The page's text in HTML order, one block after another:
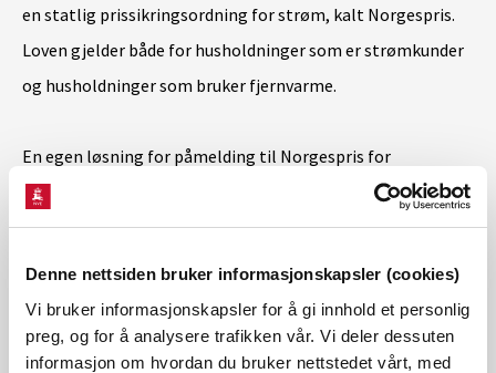
Denne nettsiden bruker informasjonskapsler (cookies)
Vi bruker informasjonskapsler for å gi innhold et personlig
preg, og for å analysere trafikken vår. Vi deler dessuten
informasjon om hvordan du bruker nettstedet vårt, med
en statlig prissikringsordning for strøm, kalt Norgespris.
Loven gjelder både for husholdninger som er strømkunder
og husholdninger som bruker fjernvarme.
En egen løsning for påmelding til Norgespris for
fjernvarme er på plass, slik at det det er enkelt å inngå
avtale om Norgespris for fjernvarme.
Påmelding